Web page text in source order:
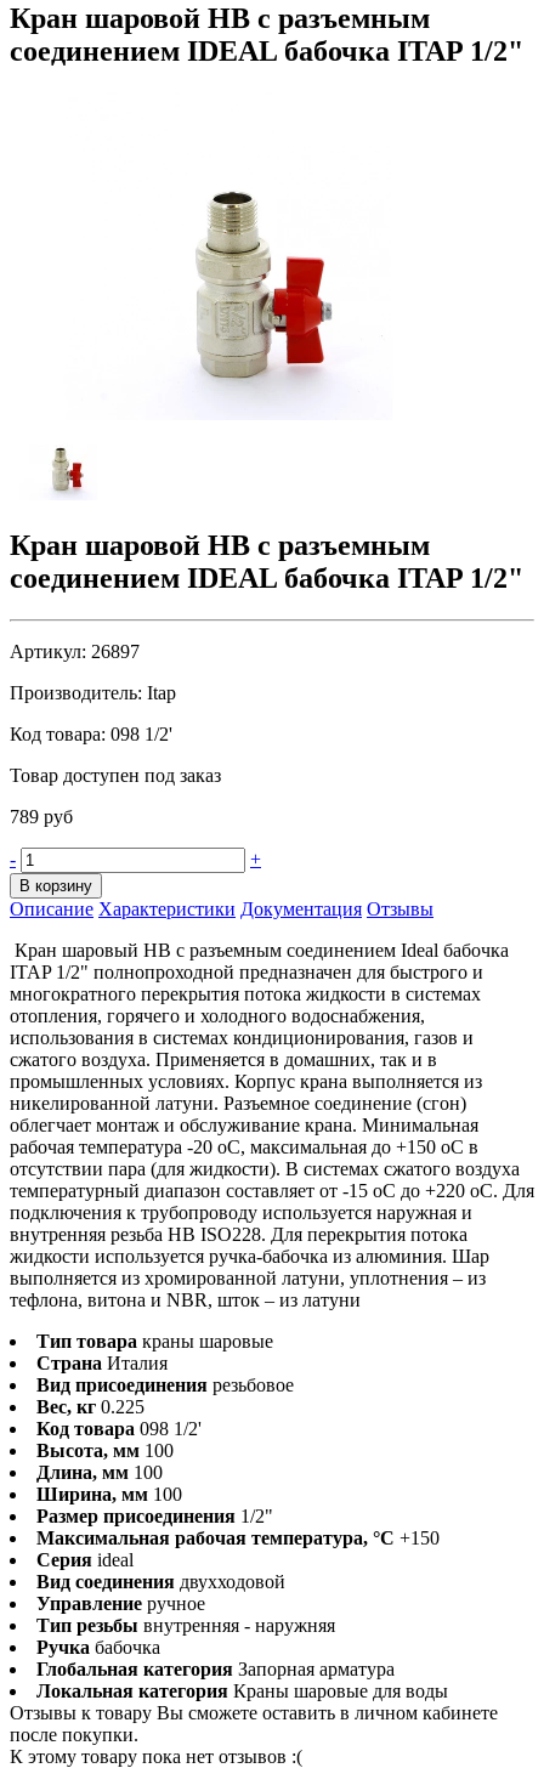
Кран шаровой НВ с разъемным
соединением IDEAL бабочка ITAP 1/2"
Кран шаровой НВ с разъемным
соединением IDEAL бабочка ITAP 1/2"
Артикул: 26897
Производитель: Itap
Код товара: 098 1/2'
Товар доступен под заказ
789 руб
- +
В корзину
Описание Характеристики Документация Отзывы
Кран шаровый HB с разъемным соединением Ideal бабочка
ITAP 1/2" полнопроходной предназначен для быстрого и
многократного перекрытия потока жидкости в системах
отопления, горячего и холодного водоснабжения,
использования в системах кондиционирования, газов и
сжатого воздуха. Применяется в домашних, так и в
промышленных условиях. Корпус крана выполняется из
никелированной латуни. Разъемное соединение (сгон)
облегчает монтаж и обслуживание крана. Минимальная
рабочая температура -20 оС, максимальная до +150 оС в
отсутствии пара (для жидкости). В системах сжатого воздуха
температурный диапазон составляет от -15 оС до +220 оС. Для
подключения к трубопроводу используется наружная и
внутренняя резьба HB ISO228. Для перекрытия потока
жидкости используется ручка-бабочка из алюминия. Шар
выполняется из хромированной латуни, уплотнения – из
тефлона, витона и NBR, шток – из латуни
Тип товара краны шаровые
Страна Италия
Вид присоединения резьбовое
Вес, кг 0.225
Код товара 098 1/2'
Высота, мм 100
Длина, мм 100
Ширина, мм 100
Размер присоединения 1/2"
Максимальная рабочая температура, °С +150
Серия ideal
Вид соединения двухходовой
Управление ручное
Тип резьбы внутренняя - наружняя
Ручка бабочка
Глобальная категория Запорная арматура
Локальная категория Краны шаровые для воды
Отзывы к товару Вы сможете оставить в личном кабинете
после покупки.
К этому товару пока нет отзывов :(